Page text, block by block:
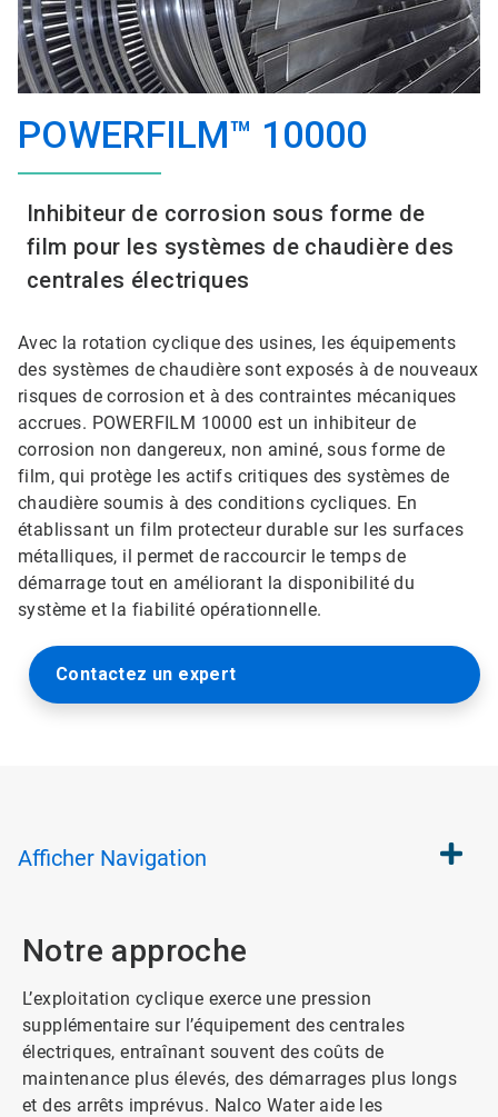
POWERFILM™ 10000
Inhibiteur de corrosion sous forme de
film pour les systèmes de chaudière des
centrales électriques
Avec la rotation cyclique des usines, les équipements
des systèmes de chaudière sont exposés à de nouveaux
risques de corrosion et à des contraintes mécaniques
accrues. POWERFILM 10000 est un inhibiteur de
corrosion non dangereux, non aminé, sous forme de
film, qui protège les actifs critiques des systèmes de
chaudière soumis à des conditions cycliques. En
établissant un film protecteur durable sur les surfaces
métalliques, il permet de raccourcir le temps de
démarrage tout en améliorant la disponibilité du
système et la fiabilité opérationnelle.
Contactez un expert
Afficher Navigation
Notre approche
L’exploitation cyclique exerce une pression
supplémentaire sur l’équipement des centrales
électriques, entraînant souvent des coûts de
maintenance plus élevés, des démarrages plus longs
et des arrêts imprévus. Nalco Water aide les